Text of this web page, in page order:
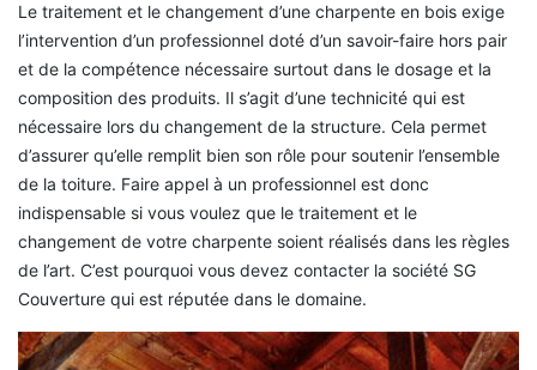
Le traitement et le changement d’une charpente en bois exige
l’intervention d’un professionnel doté d’un savoir-faire hors pair
et de la compétence nécessaire surtout dans le dosage et la
composition des produits. Il s’agit d’une technicité qui est
nécessaire lors du changement de la structure. Cela permet
d’assurer qu’elle remplit bien son rôle pour soutenir l’ensemble
de la toiture. Faire appel à un professionnel est donc
indispensable si vous voulez que le traitement et le
changement de votre charpente soient réalisés dans les règles
de l’art. C’est pourquoi vous devez contacter la société SG
Couverture qui est réputée dans le domaine.